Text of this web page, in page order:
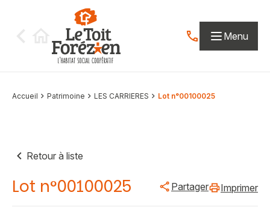
Contactez-nous
Menu
Accueil Patrimoine LES CARRIERES Lot n°00100025
Retour à liste
Lot n°00100025 Partager Imprimer